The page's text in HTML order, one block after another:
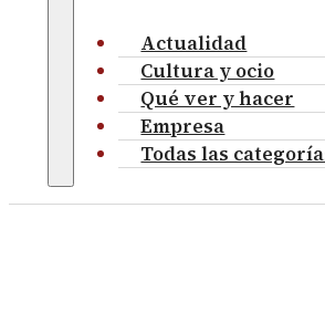
Actualidad
Cultura y ocio
Qué ver y hacer
Empresa
Todas las